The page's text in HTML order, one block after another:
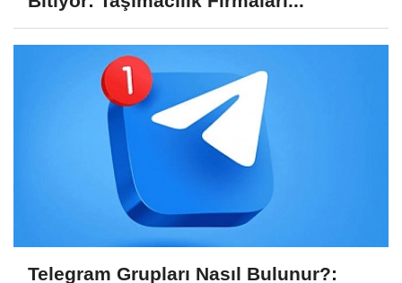
UETDS Bildirimlerinde Zaman Kaybı
Bitiyor: Taşımacılık Firmaları...